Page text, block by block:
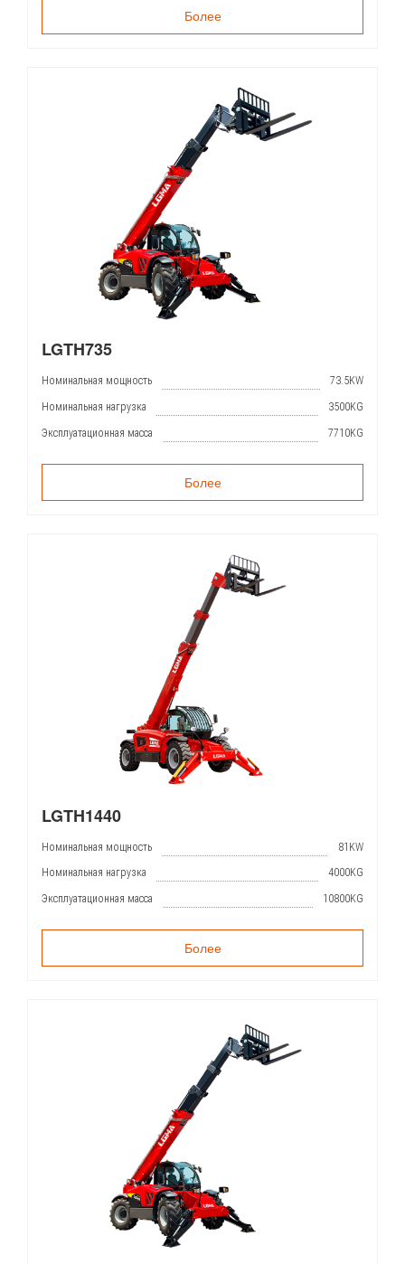
Более
LGTH735
Номинальная мощность 73.5KW
Номинальная нагрузка 3500KG
Эксплуатационная масса 7710KG
Более
LGTH1440
Номинальная мощность 81KW
Номинальная нагрузка 4000KG
Эксплуатационная масса 10800KG
Более